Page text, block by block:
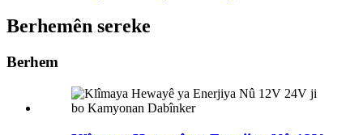
Berhemên sereke
Berhem